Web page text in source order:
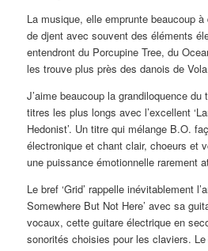
La musique, elle emprunte beaucoup
de djent avec souvent des éléments
entendront du Porcupine Tree, du
les trouve plus près des danois de
J’aime beaucoup la grandiloquence du
titres les plus longs avec l’excellent
Hedonist’. Un titre qui mélange B.O.
électronique et chant clair, choeurs et
une puissance émotionnelle rarement
Le bref ‘Grid’ rappelle inévitablement
Somewhere But Not Here’ avec sa
vocaux, cette guitare électrique en
sonorités choisies pour les claviers.